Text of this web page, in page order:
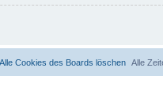
Alle
Alle Cookies des Boards löschen